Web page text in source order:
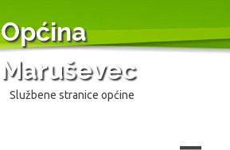
Općina
Maruševec
Službene stranice općine